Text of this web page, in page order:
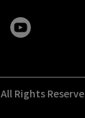
All Rights